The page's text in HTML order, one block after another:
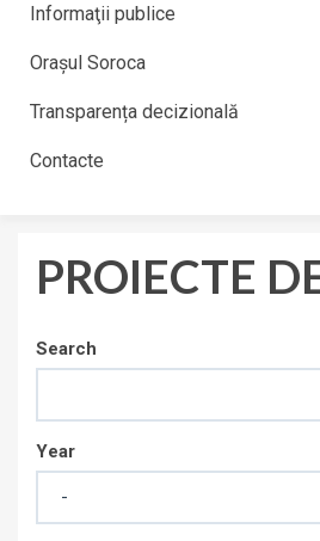
Informaţii publice
Orașul Soroca
Transparența decizională
Contacte
PROIECTE
Search
Year